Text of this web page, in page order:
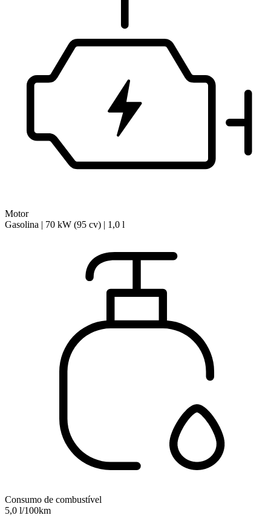
Motor
Gasolina | 70 kW (95 cv) | 1,0 l
Consumo de combustível
5,0 l/100km